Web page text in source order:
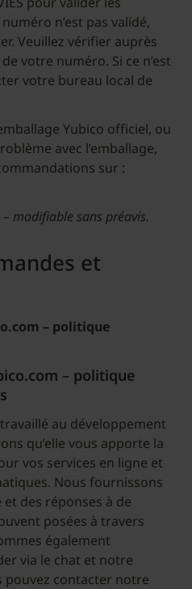
n’est pas validé,
Veuillez vérifier auprès
votre numéro. Si ce n’est
votre bureau local de
Yubico officiel, ou
avec l’emballage,
sur :
modifiable sans préavis.
et
– politique
– politique
au développement
qu’elle vous apporte la
vos services en ligne et
Nous fournissons
des réponses à de
posées à travers
également
via le chat et notre
pouvez contacter notre